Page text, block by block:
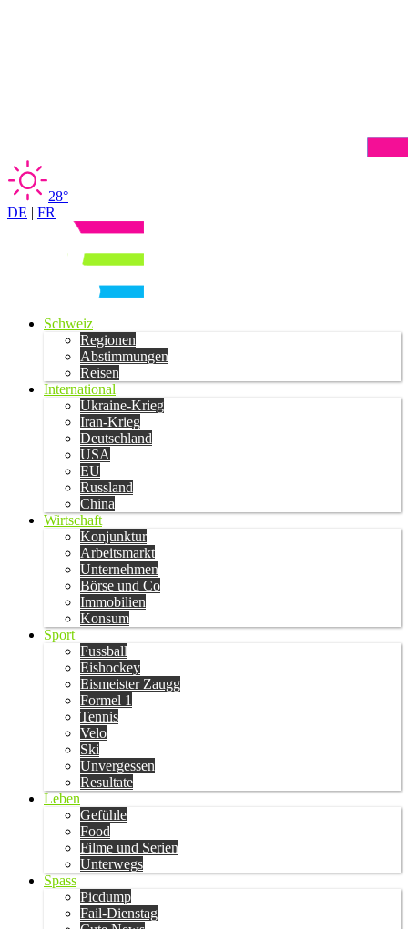
28°
DE | FR
Schweiz
Regionen
Abstimmungen
Reisen
International
Ukraine-Krieg
Iran-Krieg
Deutschland
USA
EU
Russland
China
Wirtschaft
Konjunktur
Arbeitsmarkt
Unternehmen
Börse und Co
Immobilien
Konsum
Sport
Fussball
Eishockey
Eismeister Zaugg
Formel 1
Tennis
Velo
Ski
Unvergessen
Resultate
Leben
Gefühle
Food
Filme und Serien
Unterwegs
Spass
Picdump
Fail-Dienstag